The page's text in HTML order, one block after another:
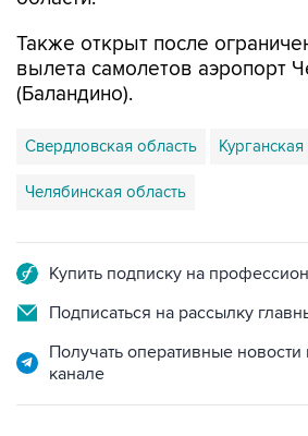
Также открыт после
вылета самолетов аэропорт
(Баландино).
Свердловская область
Челябинская область
Купить подписку на
Подписаться на рассылку
Получать оперативные
канале